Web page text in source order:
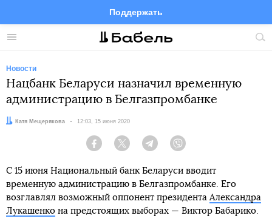
Меню
Поддержать
FacebookTelegramTwitter
Новости
Нацбанк Беларуси назначил временную
администрацию в Белгазпромбанке
Автор:Катя Мещерякова Дата:
12:03, 15 июня 2020
Facebook Twitter Telegram
С 15 июня Национальный банк Беларуси вводит
временную администрацию в Белгазпромбанке. Его
возглавлял возможный оппонент президентаАлександра
Лукашенко на предстоящих выборах — Виктор Бабарико.